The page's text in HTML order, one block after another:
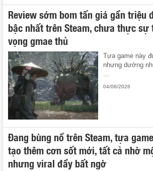
Review sớm bom tấn giá gần triệu
bậc nhất trên Steam, chưa thực
vọng gmae thủ
Tựa game này
nhưng dường
...
04/08/2026
Đang bùng nổ trên Steam, tựa
tạo thêm cơn sốt mới, tất cả nhờ
nhưng viral đầy bất ngờ